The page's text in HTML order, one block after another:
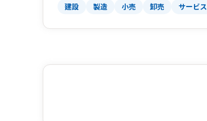
建設 製造 小売 卸売 サービス